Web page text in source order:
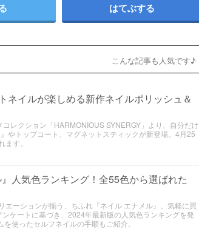
はてぶする
こんな記事も人気です♪
ネイルが楽しめる新作ネイルポリッシュ＆
レクション「HARMONIOUS SYNERGY」より、自分だけ
やトップコート、マグネットスティックが新登場。4月25
す。
人気色ランキング！全55色から選ばれた
ーションが揃う、ちふれ『ネイル エナメル』。気軽に買
ケートに基づき、2024年最新版の人気色ランキングを発
使ったセルフネイルの手順もご紹介。